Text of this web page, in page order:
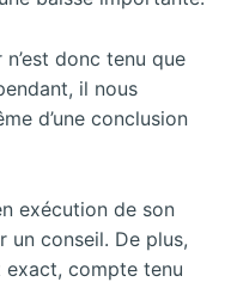
donc tenu que
il nous
d’une conclusion
exécution de son
un conseil. De plus,
compte tenu